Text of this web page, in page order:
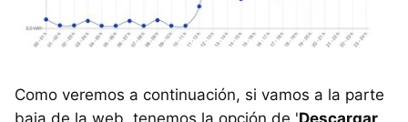
Como veremos a continuación, si vamos a la parte